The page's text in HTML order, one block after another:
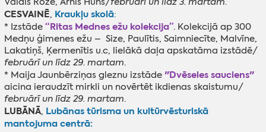
CESVAINĒ, Kraukļu skolā:
* Izstāde “Ritas Mednes ežu kolekcija”. Kolekcijā ap 300
Medņu ģimenes ežu – Size, Paulītis, Saimniecīte, Malvīne,
Lakatiņš, Ķermenītis u.c, lielākā daļa apskatāma izstādē/
februārī un līdz 29. martam.
* Maija Jaunbērziņas gleznu izstāde "Dvēseles sauciens"
aicina ieraudzīt mirkli un novērtēt ikdienas skaistumu/
februārī un līdz 29. martam.
LUBĀNĀ, Lubānas tūrisma un kultūrvēsturiskā
mantojuma centrā: